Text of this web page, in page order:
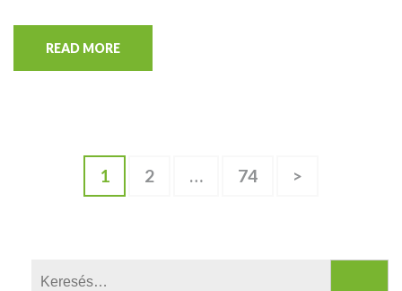
READ MORE
Bejegyzések
Page
1 Page
2 … Page
74 >